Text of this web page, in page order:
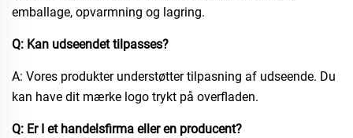
emballage, opvarmning og lagring.
Q: Kan udseendet tilpasses?
A: Vores produkter understøtter tilpasning af udseende. Du
kan have dit mærke logo trykt på overfladen.
Q: Er I et handelsfirma eller en producent?